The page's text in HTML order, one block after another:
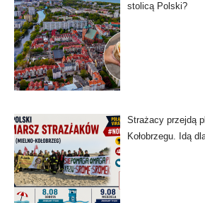
stolicą Polski?
Strażacy przejdą
Kołobrzegu. Idą